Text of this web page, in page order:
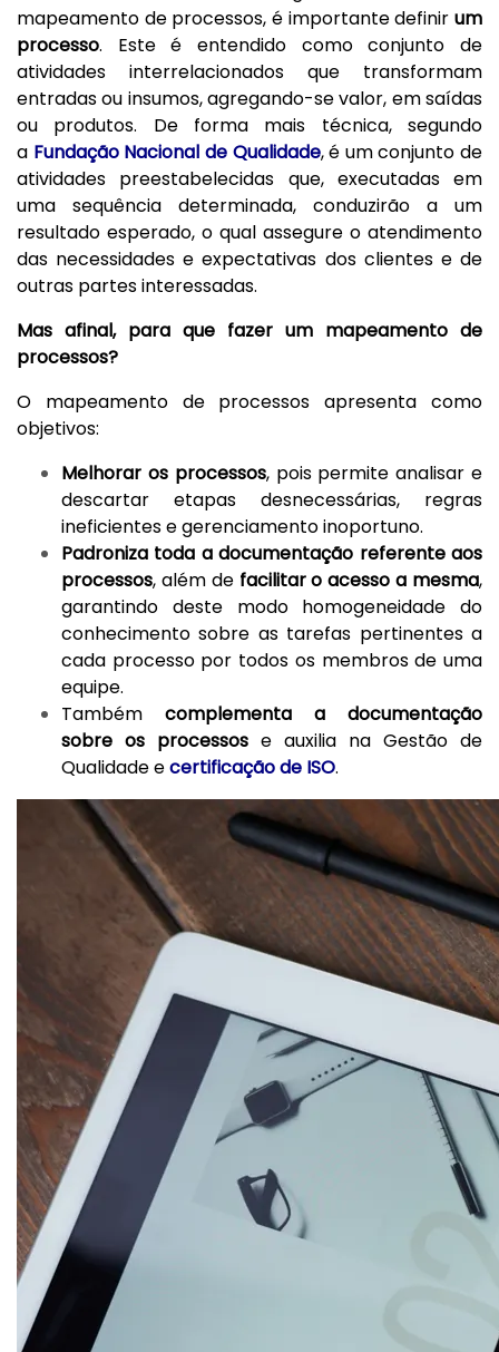
mapeamento de processos, é importante definir um
processo. Este é entendido como conjunto de
atividades interrelacionados que transformam
entradas ou insumos, agregando-se valor, em saídas
ou produtos. De forma mais técnica, segundo
a Fundação Nacional de Qualidade, é um conjunto de
atividades preestabelecidas que, executadas em
uma sequência determinada, conduzirão a um
resultado esperado, o qual assegure o atendimento
das necessidades e expectativas dos clientes e de
outras partes interessadas.
Mas afinal, para que fazer um mapeamento de
processos?
O mapeamento de processos apresenta como
objetivos:
Melhorar os processos, pois permite analisar e
descartar etapas desnecessárias, regras
ineficientes e gerenciamento inoportuno.
Padroniza toda a documentação referente aos
processos, além de facilitar o acesso a mesma,
garantindo deste modo homogeneidade do
conhecimento sobre as tarefas pertinentes a
cada processo por todos os membros de uma
equipe.
Também complementa a documentação
sobre os processos e auxilia na Gestão de
Qualidade ecertificação de ISO.